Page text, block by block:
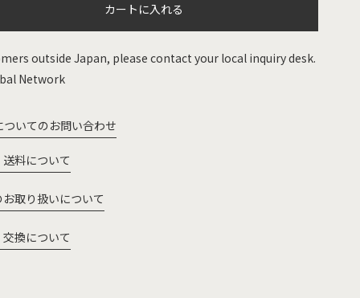
カートに入れる
outside Japan, please contact your local inquiry desk.
Network
ついてのお問い合わせ
料について
お取り扱いについて
換について